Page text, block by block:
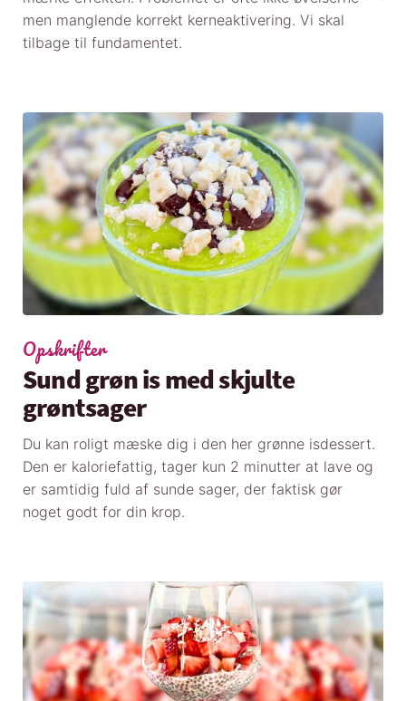
men manglende korrekt kerneaktivering. Vi skal
tilbage til fundamentet.
Opskrifter
Sund grøn is med skjulte
grøntsager
Du kan roligt mæske dig i den her grønne isdessert.
Den er kaloriefattig, tager kun 2 minutter at lave og
er samtidig fuld af sunde sager, der faktisk gør
noget godt for din krop.